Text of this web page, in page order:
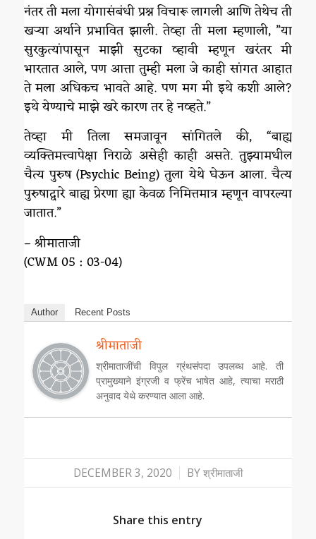
नंतर ती मला योगासंबंधी प्रश्न विचारू लागली आणि तेथेच ती
खऱ्या अर्थाने प्रभावित झाली. तेव्हा ती मला म्हणाली, ”या
सुरकुत्यांपासून माझी सुटका व्हावी म्हणून खरंतर मी
भारतात आले, पण आत्ता तुम्ही मला जे काही सांगत आहात
ते मला अधिकच भावते आहे. पण मग मी इथे कशी आले?
इथे येण्याचे माझे खरे कारण तर हे नव्हते.”
तेव्हा मी तिला समजावून सांगितले की, “बाह्य
व्यक्तिमत्त्वापेक्षा निराळे असेही काही असते. तुझ्यामधील
चैत्य पुरुष (Psychic Being) तुला येथे घेऊन आला. चैत्य
पुरुषाद्वारे बाह्य प्रेरणा ह्या केवळ निमित्तमात्र म्हणून वापरल्या
जातात.”
– श्रीमाताजी
(CWM 05 : 03-04)
Author Recent Posts
श्रीमाताजी
श्रीमाताजींची विपुल ग्रंथसंपदा उपलब्ध आहे. ती
प्रामुख्याने इंग्रजी व फ्रेंच भाषेत आहे, त्याचा मराठी
अनुवाद येथे करण्यात आला आहे.
DECEMBER 3, 2020
/ BYश्रीमाताजी
Share this entry